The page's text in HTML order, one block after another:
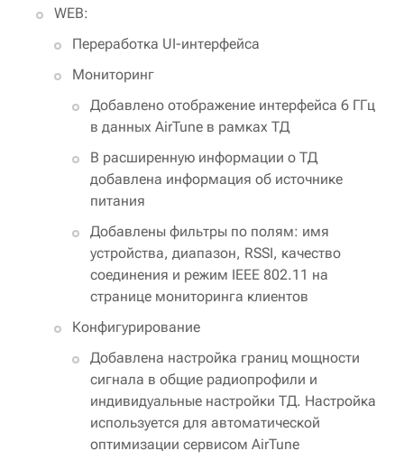
WEB:
Переработка UI-интерфейса
Мониторинг
Добавлено отображение интерфейса 6 ГГц
в данных AirTune в рамках ТД
В расширенную информации о ТД
добавлена информация об источнике
питания
Добавлены фильтры по полям: имя
устройства, диапазон, RSSI, качество
соединения и режим IEEE 802.11 на
странице мониторинга клиентов
Конфигурирование
Добавлена настройка границ мощности
сигнала в общие радиопрофили и
индивидуальные настройки ТД. Настройка
используется для автоматической
оптимизации сервисом AirTune